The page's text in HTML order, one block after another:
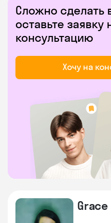
Сложно
оставьте
консультацию
Хочу на
Grace